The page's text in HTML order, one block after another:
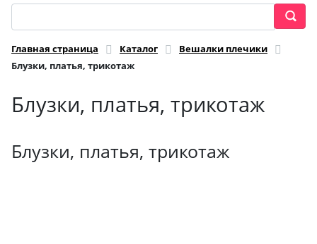
Главная страница Каталог
Вешалки плечики
Блузки, платья, трикотаж
Блузки, платья, трикотаж
Блузки, платья, трикотаж